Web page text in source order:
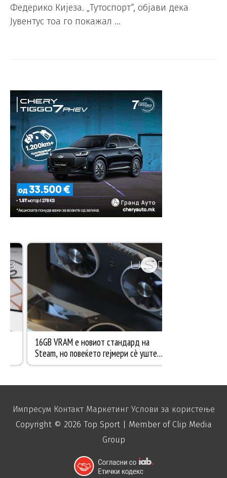
Федерико Кијеза. „Тутоспорт“, објави дека
Јувентус тоа го покажал …
Импресум Контакт Маркетинг Услови за користење
Copyright © 2026 Top Sport| Member of Clip Media
Group